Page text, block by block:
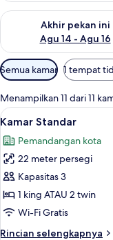
Akhir pekan ini
Agu 14 - Agu 16
Periksa ketersediaan
Filter
tersedia
untuk
kamar
Semua kamar 1 tempat
Menampilkan 11 dari 11
Lihat
semua
foto
untuk
Kamar
Standar
5
Kamar Standar
Pemandangan kota
22 meter persegi
Kapasitas 3
1 king ATAU 2 twin
Wi-Fi Gratis
Rincian selengkapnya
Rincian